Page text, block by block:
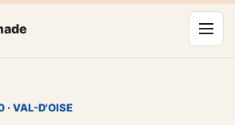
· VAL-D'OISE